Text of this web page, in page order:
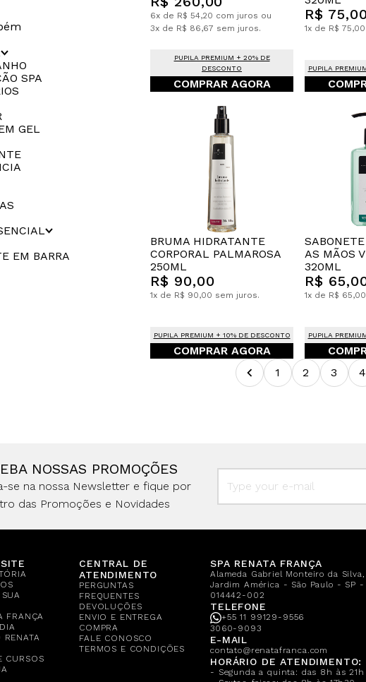
SPA
GEL
EM BARRA
6x de R$ 54,20 com juros ou
3x de R$ 86,67 sem juros.
PUPILA PREMIUM + 20% DE
DESCONTO
COMPRAR AGORA
R$
1x de R$
PUPILA
BRUMA HIDRATANTE
CORPORAL PALMAROSA
250ML
R$ 90,00
1x de R$ 90,00 sem juros.
PUPILA PREMIUM + 10% DE DESCONTO
COMPRAR AGORA
AS MÃOS
320ML
R$
1x de R$
PUPILA
1
2 3 4
NOSSAS PROMOÇÕES
se na nossa Newsletter e fique por
das Promoções e Novidades
FRANÇA
RENATA
CURSOS
CENTRAL DE
ATENDIMENTO
PERGUNTAS
FREQUENTES
DEVOLUÇÕES
ENVIO E ENTREGA
COMPRA
FALE CONOSCO
TERMOS E CONDIÇÕES
SPA RENATA FRANÇA
Alameda Gabriel Monteiro da Silva,
Jardim América - São Paulo - SP -
014442-002
TELEFONE
+55 11 99129-9556
3060-9093
E-MAIL
contato@renatafranca.com
HORÁRIO DE ATENDIMENTO:
- Segunda a quinta: das 8h às 21h